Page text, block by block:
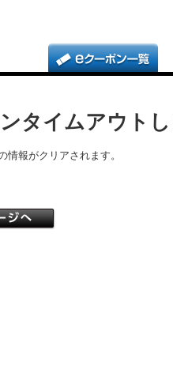
タイムアウトし
報がクリアされます。